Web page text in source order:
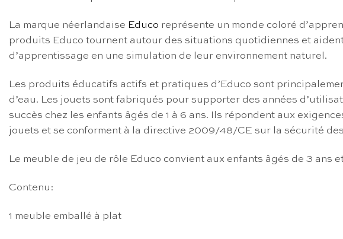
La marque néerlandaise Educo représente un monde coloré
produits Educo tournent autour des situations quotidiennes et
d’apprentissage en une simulation de leur environnement naturel.
Les produits éducatifs actifs et pratiques d’Educo sont
d’eau. Les jouets sont fabriqués pour supporter des années
succès chez les enfants âgés de 1 à 6 ans. Ils répondent aux
jouets et se conforment à la directive 2009/48/CE sur la sécurité
Le meuble de jeu de rôle Educo convient aux enfants âgés de 3 ans
Contenu:
1 meuble emballé à plat